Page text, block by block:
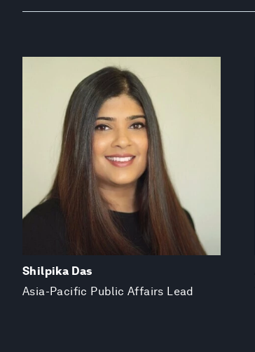
Shilpika Das
Asia-Pacific Public Affairs Lead